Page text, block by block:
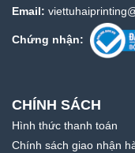
Email:
Chứng nhận:
CHÍNH SÁCH
Hình thức thanh toán
Chính sách giao nhận